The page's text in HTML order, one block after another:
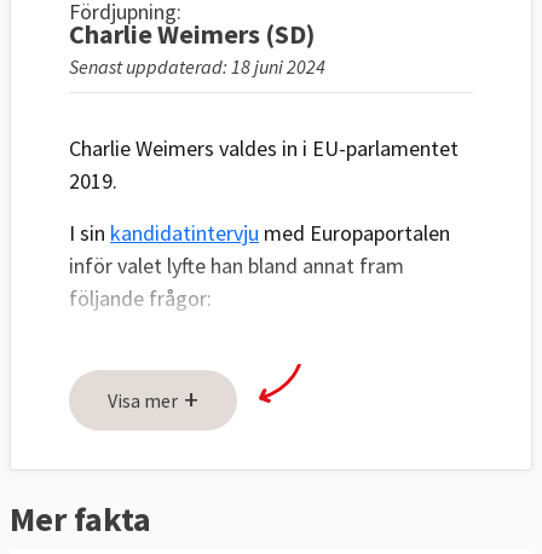
Fördjupning:
Charlie Weimers (SD)
Senast uppdaterad: 18 juni 2024
Charlie Weimers valdes in i EU-parlamentet
2019.​
I sin kandidatintervju med Europaportalen
inför valet lyfte han bland annat fram
följande frågor:
Rulla tillbaka makt till Sverige och
stoppa höjningen av Sveriges avgift till
flyktingmodellen där båtar med
Visa mer +
Mer fakta